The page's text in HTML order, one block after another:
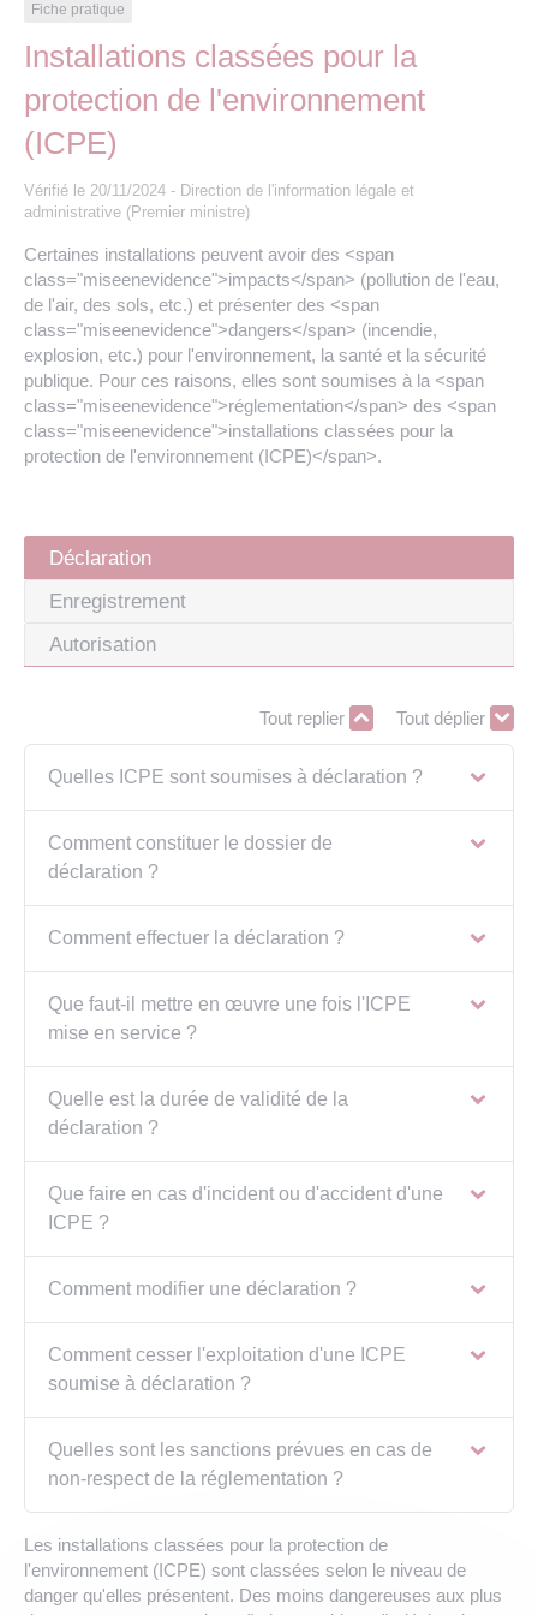
Eau et assainissement
Travaux
Numérique
Annuaire de contacts
Les offres d’emploi de la communauté de
Nos publications
Fiche pratique
Installations classées pour la
protection de l'environnement
(ICPE)
Vérifié le 20/11/2024 - Direction de l'information légale et
administrative (Premier ministre)
Certaines installations peuvent avoir des <span
class="miseenevidence">impacts</span> (pollution de l'eau,
de l'air, des sols, etc.) et présenter des <span
class="miseenevidence">dangers</span> (incendie,
explosion, etc.) pour l'environnement, la santé et la sécurité
publique. Pour ces raisons, elles sont soumises à la <span
class="miseenevidence">réglementation</span> des <span
class="miseenevidence">installations classées pour la
protection de l'environnement (ICPE)</span>.
Déclaration
Enregistrement
Autorisation
Tout replier Tout déplier
Quelles ICPE sont soumises à déclaration ?
Comment constituer le dossier de
déclaration ?
Comment effectuer la déclaration ?
Que faut-il mettre en œuvre une fois l'ICPE
mise en service ?
Quelle est la durée de validité de la
déclaration ?
Que faire en cas d'incident ou d'accident d'une
ICPE ?
Comment modifier une déclaration ?
Comment cesser l'exploitation d'une ICPE
soumise à déclaration ?
Quelles sont les sanctions prévues en cas de
non-respect de la réglementation ?
Les installations classées pour la protection de
l'environnement (ICPE) sont classées selon le niveau de
danger qu'elles présentent. Des moins dangereuses aux plus